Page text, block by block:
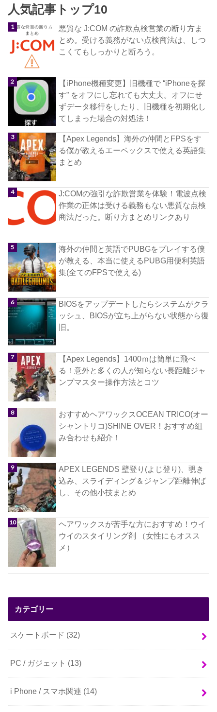
人気記事トップ10
悪質な J:COM の詐欺点検営業の断り方ま
とめ。受ける義務がない点検商法は、しつ
こくてもしっかりと断ろう。
【iPhone機種変更】旧機種で “iPhoneを探
す” をオフにし忘れても大丈夫。オフにせ
ずデータ移行をしたり、旧機種を初期化し
てしまった場合の対処法！
【Apex Legends】海外の仲間とFPSをす
る僕が教えるエーペックスで使える英語集
まとめ
J:COMの強引な詐欺営業を体験！電波点検
作業の正体は受ける義務もない悪質な点検
商法だった。断り方まとめリンクあり
海外の仲間と英語でPUBGをプレイする僕
が教える、本当に使えるPUBG用便利英語
集(全てのFPSで使える)
BIOSをアップデートしたらシステムがクラ
ッシュ、BIOSが立ち上がらない状態から復
旧。
【Apex Legends】1400ｍは簡単に飛べ
る！意外と多くの人が知らない長距離ジャ
ンプマスター操作方法とコツ
おすすめヘアワックスOCEAN TRICO(オー
シャントリコ)SHINE OVER！おすすめ組
み合わせも紹介！
APEX LEGENDS 壁登り(よじ登り)、覗き
込み、スライディング＆ジャンプ距離伸ば
し、その他小技まとめ
ヘアワックスが苦手な方におすすめ！ウイ
ウイのスタイリング剤 （女性にもオスス
メ）
カテゴリー
スケートボード (32)
PC / ガジェット (13)
i Phone / スマホ関連 (14)